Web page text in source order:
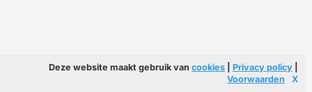
Deze website maakt gebruik van cookies Privacy policy
Voorwaarden
X